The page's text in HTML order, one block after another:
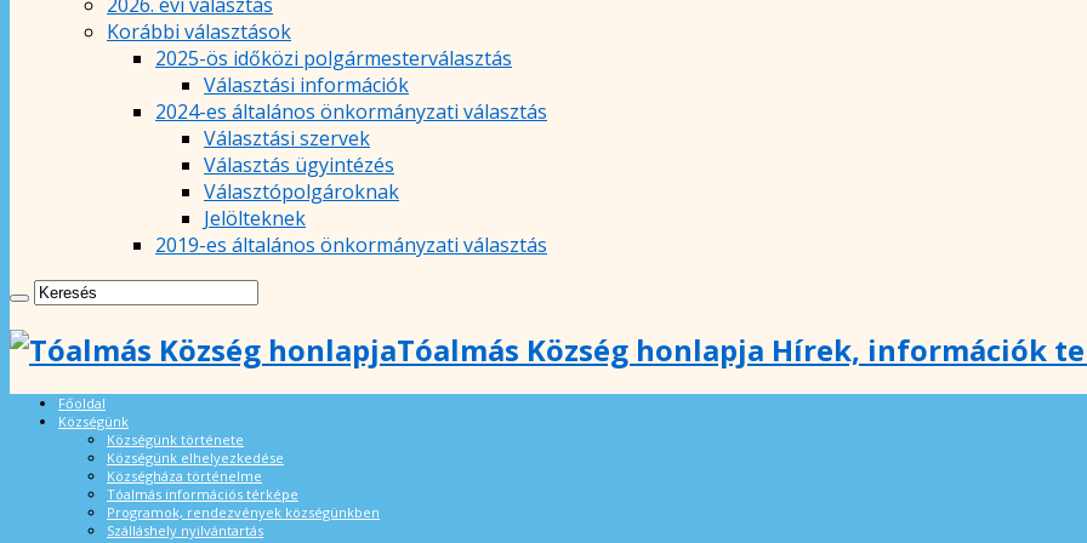
Korábbi választások
2025-ös időközi polgármesterválasztás
Választási információk
2024-es általános önkormányzati választás
Választási szervek
Választás ügyintézés
Választópolgároknak
Jelölteknek
2019-es általános önkormányzati választás
Tóalmás Község honlapja Hírek, információk
Főoldal
Községünk
Községünk története
Községünk elhelyezkedése
Községháza történelme
Tóalmás információs térképe
Programok, rendezvények községünkben
Szálláshely nyilvántartás